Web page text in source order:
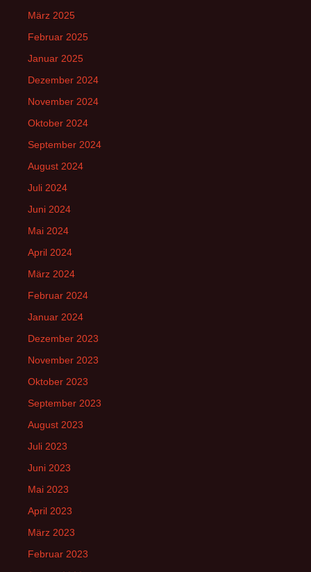
März 2025
Februar 2025
Januar 2025
Dezember 2024
November 2024
Oktober 2024
September 2024
August 2024
Juli 2024
Juni 2024
Mai 2024
April 2024
März 2024
Februar 2024
Januar 2024
Dezember 2023
November 2023
Oktober 2023
September 2023
August 2023
Juli 2023
Juni 2023
Mai 2023
April 2023
März 2023
Februar 2023